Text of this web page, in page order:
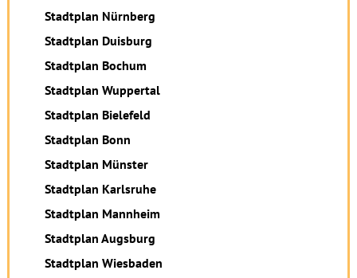
Stadtplan Nürnberg
Stadtplan Duisburg
Stadtplan Bochum
Stadtplan Wuppertal
Stadtplan Bielefeld
Stadtplan Bonn
Stadtplan Münster
Stadtplan Karlsruhe
Stadtplan Mannheim
Stadtplan Augsburg
Stadtplan Wiesbaden